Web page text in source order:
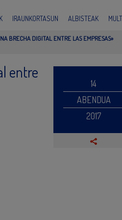
IRAUNKORTASUN ALBISTEAK
BRECHA DIGITAL ENTRE LAS EMPRESAS»
entre
14
ABENDUA
2017